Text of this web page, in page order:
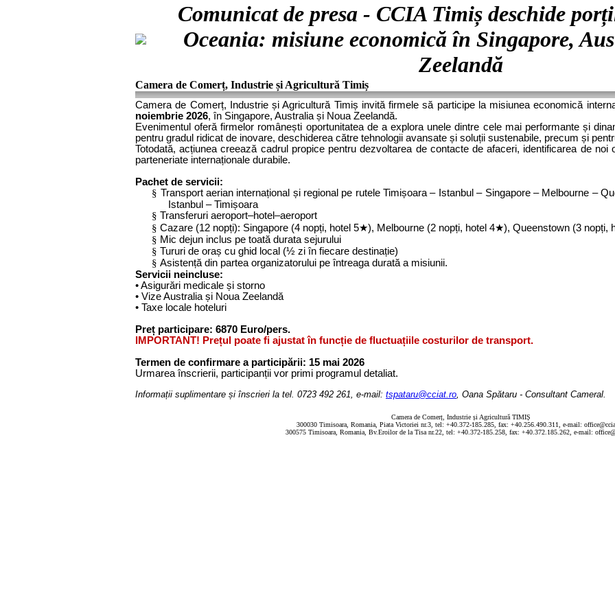
Comunicat de presa - CCIA Timiș deschide
Oceania: misiune economică în Singapore,
Zeelandă
Camera de Comerț, Industrie și Agricultură Timiș
Camera de Comerț, Industrie și Agricultură Timiș invită firmele să participe la misiunea economică
noiembrie 2026, în Singapore, Australia și Noua Zeelandă.
Evenimentul oferă firmelor românești oportunitatea de a explora unele dintre cele mai performante și
pentru gradul ridicat de inovare, deschiderea către tehnologii avansate și soluții sustenabile, precum și
Totodată, acțiunea creează cadrul propice pentru dezvoltarea de contacte de afaceri, identificarea de noi
parteneriate internaționale durabile.
Pachet de servicii:
§ Transport aerian internațional și regional pe rutele Timișoara – Istanbul – Singapore – Melbourne –
Istanbul – Timișoara
§ Transferuri aeroport–hotel–aeroport
§ Cazare (12 nopți): Singapore (4 nopți, hotel 5★), Melbourne (2 nopți, hotel 4★), Queenstown (3 nopți,
§ Mic dejun inclus pe toată durata sejurului
§ Tururi de oraș cu ghid local (½ zi în fiecare destinație)
§ Asistență din partea organizatorului pe întreaga durată a misiunii.
Servicii neincluse:
• Asigurări medicale și storno
• Vize Australia și Noua Zeelandă
• Taxe locale hoteluri
Preț participare: 6870 Euro/pers.
IMPORTANT! Prețul poate fi ajustat în funcție de fluctuațiile costurilor de transport.
Termen de confirmare a participării: 15 mai 2026
Urmarea înscrierii, participanții vor primi programul detaliat.
Informații suplimentare și înscrieri la tel. 0723 492 261, e-mail: tspataru@cciat.ro, Oana Spătaru - Consultant Cameral.
Camera de Comerț, Industrie și Agricultură TIMIȘ
300030 Timisoara, Romania, Piata Victoriei nr.3, tel: +40.372-185.285, fax: +40.256.490.311, e-mail:
300575 Timisoara, Romania, Bv.Eroilor de la Tisa nr.22, tel: +40.372-185.258, fax: +40.372.185.262, e-mail: